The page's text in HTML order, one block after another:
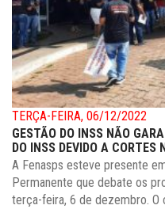
TERÇA-FEIRA, 06/12/2022
GESTÃO DO INSS NÃO
DO INSS DEVIDO A CORTES
A Fenasps esteve presente
Permanente que debate os
terça-feira, 6 de dezembro. O